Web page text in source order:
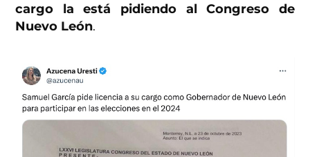
cargo la está pidiendo al Congreso de
Nuevo León.